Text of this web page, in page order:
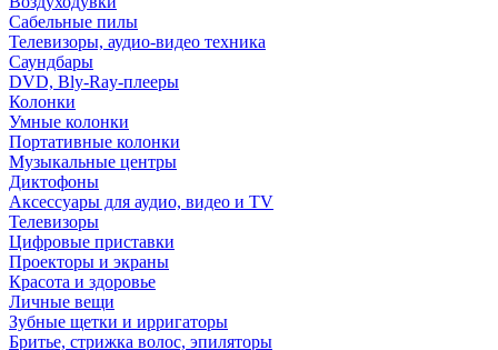
Сабельные пилы
Телевизоры, аудио-видео техника
Саундбары
DVD, Bly-Ray-плееры
Колонки
Умные колонки
Портативные колонки
Музыкальные центры
Диктофоны
Аксессуары для аудио, видео и TV
Телевизоры
Цифровые приставки
Проекторы и экраны
Красота и здоровье
Личные вещи
Зубные щетки и ирригаторы
Бритье, стрижка волос, эпиляторы